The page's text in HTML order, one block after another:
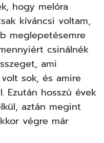
hogy melóra
kíváncsi voltam,
meglepetésemre
csinálnék
ami
sok, és amire
Ezután hosszú évek
aztán megint
végre már